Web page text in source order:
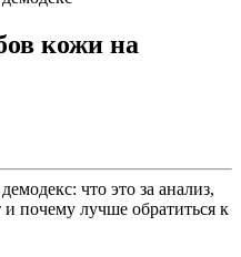
кожи на
что это за анализ,
и почему лучше обратиться к